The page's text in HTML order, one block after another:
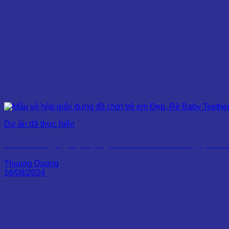
Dự án đã thực hiện
Thuong Duong
16/08/2024